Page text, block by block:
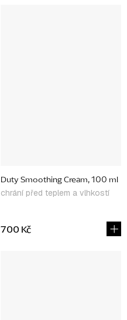
Duty Smoothing Cream, 100 ml
chrání před teplem a vlhkostí
700 Kč